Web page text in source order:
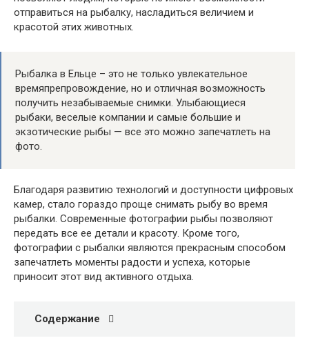
отправиться на рыбалку, насладиться величием и
красотой этих животных.
Рыбалка в Ельце – это не только увлекательное
времяпрепровождение, но и отличная возможность
получить незабываемые снимки. Улыбающиеся
рыбаки, веселые компании и самые большие и
экзотические рыбы — все это можно запечатлеть на
фото.
Благодаря развитию технологий и доступности цифровых
камер, стало гораздо проще снимать рыбу во время
рыбалки. Современные фотографии рыбы позволяют
передать все ее детали и красоту. Кроме того,
фотографии с рыбалки являются прекрасным способом
запечатлеть моменты радости и успеха, которые
приносит этот вид активного отдыха.
Содержание